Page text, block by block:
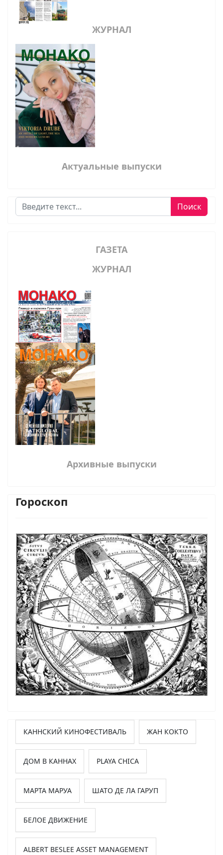
ЖУРНАЛ
Актуальные выпуски
Поиск Поиск
ГАЗЕТА
ЖУРНАЛ
Архивные выпуски
Гороскоп
КАННСКИЙ КИНОФЕСТИВАЛЬ ЖАН КОКТО
ДОМ В КАННАХ PLAYA CHICA
МАРТА МАРУА ШАТО ДЕ ЛА ГАРУП
БЕЛОЕ ДВИЖЕНИЕ
ALBERT BESLEE ASSET MANAGEMENT